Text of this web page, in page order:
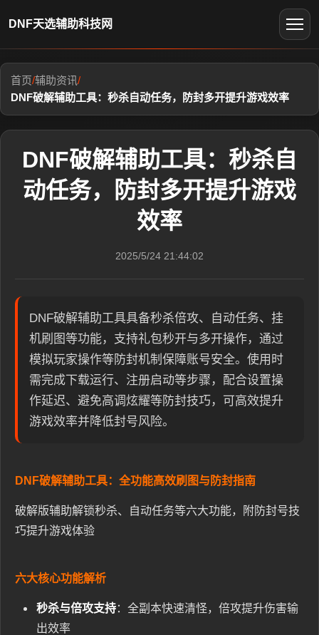
DNF天选辅助科技网
首页/辅助资讯/
DNF破解辅助工具：秒杀自动任务，防封多开提升游戏效率
DNF破解辅助工具：秒杀自
动任务，防封多开提升游戏
效率
2025/5/24 21:44:02
DNF破解辅助工具具备秒杀倍攻、自动任务、挂
机刷图等功能，支持礼包秒开与多开操作，通过
模拟玩家操作等防封机制保障账号安全。使用时
需完成下载运行、注册启动等步骤，配合设置操
作延迟、避免高调炫耀等防封技巧，可高效提升
游戏效率并降低封号风险。
DNF破解辅助工具：全功能高效刷图与防封指南
破解版辅助解锁秒杀、自动任务等六大功能，附防封号技
巧提升游戏体验
六大核心功能解析
秒杀与倍攻支持：全副本快速清怪，倍攻提升伤害输
出效率